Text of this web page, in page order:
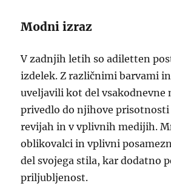
Modni izraz
V zadnjih letih so adiletten
izdelek. Z različnimi barvami
uveljavili kot del vsakodnevne
privedlo do njihove
revijah in v vplivnih medijih.
oblikovalci in vplivni
del svojega stila, kar dodatno
priljubljenost.